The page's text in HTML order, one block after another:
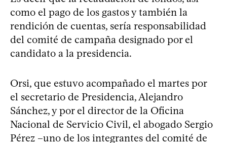
como el pago de los gastos y también la
rendición de cuentas, sería responsabilidad
del comité de campaña designado por el
candidato a la presidencia.
Orsi, que estuvo acompañado el martes por
el secretario de Presidencia, Alejandro
Sánchez, y por el director de la Oficina
Nacional de Servicio Civil, el abogado Sergio
Pérez –uno de los integrantes del comité de